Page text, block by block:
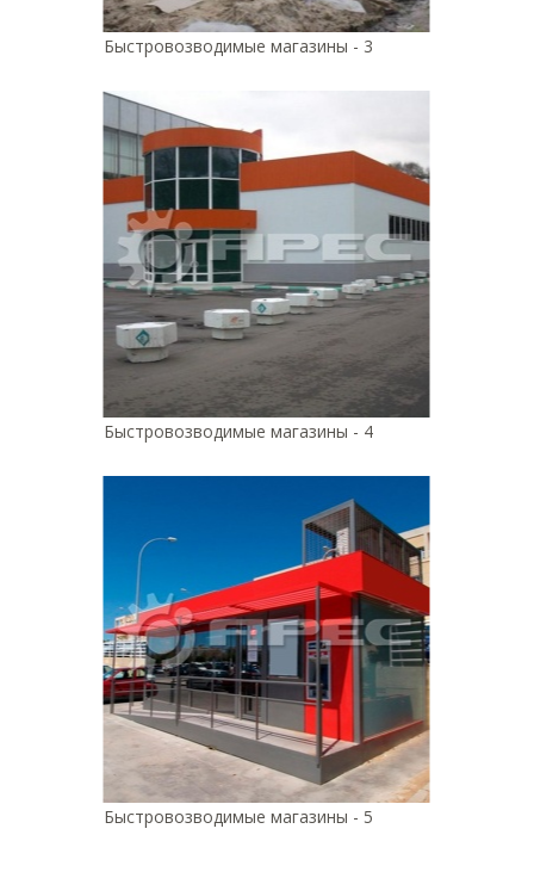
Быстровозводимые магазины - 3
Быстровозводимые магазины - 4
Быстровозводимые магазины - 5